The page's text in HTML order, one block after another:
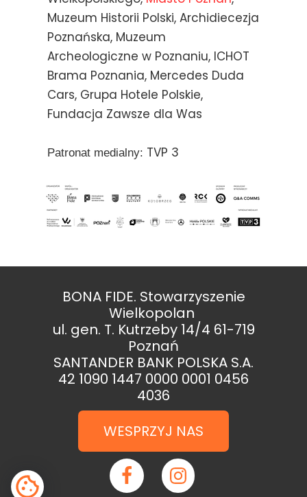
Muzeum Historii Polski, Archidiecezja
Poznańska, Muzeum
Archeologiczne w Poznaniu, ICHOT
Brama Poznania, Mercedes Duda
Cars, Grupa Hotele Polskie,
Fundacja Zawsze dla Was
Patronat medialny: TVP 3
BONA FIDE. Stowarzyszenie
Wielkopolan
ul. gen. T. Kutrzeby 14/4 61-719
Poznań
SANTANDER BANK POLSKA S.A.
42 1090 1447 0000 0001 0456
4036
WESPRZYJ NAS